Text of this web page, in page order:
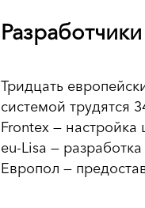
Тридцать
системой трудятся
Frontex — настройка
eu-Lisa —
Европол —